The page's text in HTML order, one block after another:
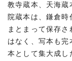
教寺蔵本、天海蔵
院蔵本は、鎌倉
まとまって保存
はなく、写本も完
本として集大成